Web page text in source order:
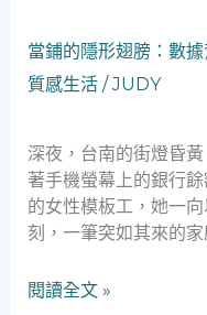
當鋪的隱形翅膀：數
質感生活/JUDY
深夜，台南的街燈昏
著手機螢幕上的銀行
的女性模板工，她一
刻，一筆突如其來的
當
鋪
的
形
翅
膀：
數
背
後
閱讀全文 »